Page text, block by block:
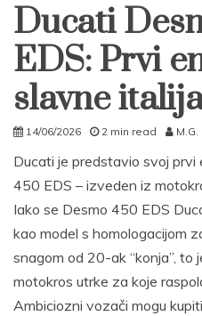
Ducati
EDS: Prvi
slavne
14/06/2026 2 min read M.G.
Ducati je predstavio svoj prvi
450 EDS – izveden iz
Iako se Desmo 450 EDS
kao model s homologacijom
snagom od 20-ak “konja”,
motokros utrke za koje
Ambiciozni vozači mogu